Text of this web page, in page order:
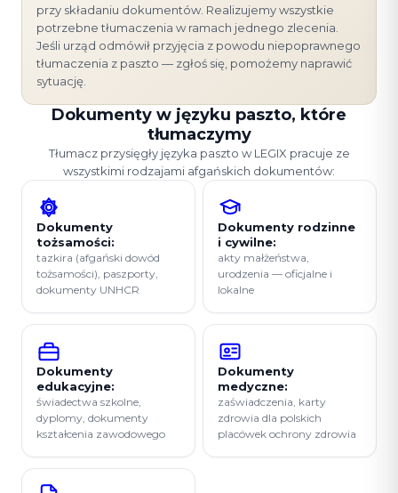
przy składaniu dokumentów. Realizujemy wszystkie
potrzebne tłumaczenia w ramach jednego zlecenia.
Jeśli urząd odmówił przyjęcia z powodu niepoprawnego
tłumaczenia z paszto — zgłoś się, pomożemy naprawić
sytuację.
Dokumenty w języku paszto, które
tłumaczymy
Tłumacz przysięgły języka paszto w LEGIX pracuje ze
wszystkimi rodzajami afgańskich dokumentów:
Dokumenty
tożsamości:
tazkira (afgański dowód
tożsamości), paszporty,
dokumenty UNHCR
Dokumenty rodzinne
i cywilne:
akty małżeństwa,
urodzenia — oficjalne i
lokalne
Dokumenty
edukacyjne:
świadectwa szkolne,
dyplomy, dokumenty
kształcenia zawodowego
Dokumenty
medyczne:
zaświadczenia, karty
zdrowia dla polskich
placówek ochrony zdrowia